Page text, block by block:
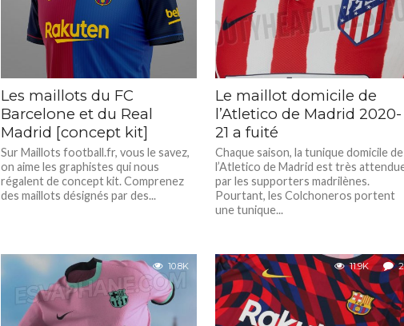
Les maillots du FC
Barcelone et du Real
Madrid [concept kit]
Sur Maillots football.fr, vous le savez,
on aime les graphistes qui nous
régalent de concept kit. Comprenez
des maillots désignés par des...
Le maillot domicile de
l’Atletico de Madrid 2020-
21 a fuité
Chaque saison, la tunique domicile de
l’Atletico de Madrid est très
par les supporters madrilènes.
Pourtant, les Colchoneros portent
une tunique...
10.8K 11.9K 2